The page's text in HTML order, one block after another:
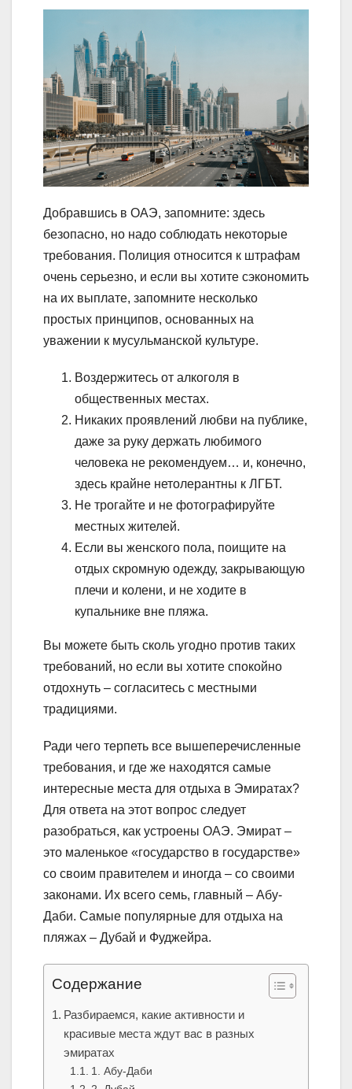
Добравшись в ОАЭ, запомните: здесь
безопасно, но надо соблюдать некоторые
требования. Полиция относится к штрафам
очень серьезно, и если вы хотите сэкономить
на их выплате, запомните несколько
простых принципов, основанных на
уважении к мусульманской культуре.
Воздержитесь от алкоголя в
общественных местах.
Никаких проявлений любви на публике,
даже за руку держать любимого
человека не рекомендуем… и, конечно,
здесь крайне нетолерантны к ЛГБТ.
Не трогайте и не фотографируйте
местных жителей.
Если вы женского пола, поищите на
отдых скромную одежду, закрывающую
плечи и колени, и не ходите в
купальнике вне пляжа.
Вы можете быть сколь угодно против таких
требований, но если вы хотите спокойно
отдохнуть – согласитесь с местными
традициями.
Ради чего терпеть все вышеперечисленные
требования, и где же находятся самые
интересные места для отдыха в Эмиратах?
Для ответа на этот вопрос следует
разобраться, как устроены ОАЭ. Эмират –
это маленькое «государство в государстве»
со своим правителем и иногда – со своими
законами. Их всего семь, главный – Абу-
Даби. Самые популярные для отдыха на
пляжах – Дубай и Фуджейра.
Содержание
Разбираемся, какие активности и
красивые места ждут вас в разных
эмиратах
1. Абу-Даби